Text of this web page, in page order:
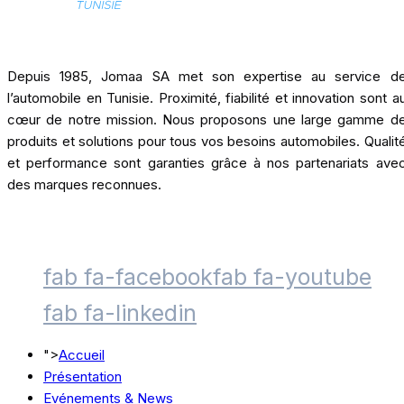
Depuis 1985, Jomaa SA met son expertise au service
l’automobile en Tunisie. Proximité, fiabilité et innovation sont
cœur de notre mission. Nous proposons une large gamme
produits et solutions pour tous vos besoins automobiles.
et performance sont garanties grâce à nos partenariats
des marques reconnues.
fab fa-facebookfab fa-youtube
fab fa-linkedin
">Accueil
Présentation
Evénements & News